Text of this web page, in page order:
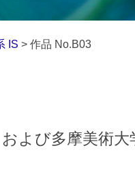
IS > 作品 No.B03
よび多摩美術大